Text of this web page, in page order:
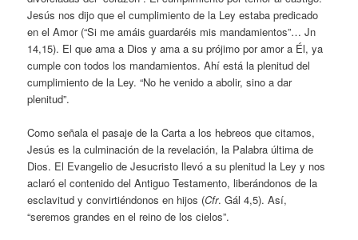
Jesús nos dijo que el cumplimiento de la Ley estaba predicado
en el Amor (“Si me amáis guardaréis mis mandamientos”… Jn
14,15). El que ama a Dios y ama a su prójimo por amor a Él, ya
cumple con todos los mandamientos. Ahí está la plenitud del
cumplimiento de la Ley. “No he venido a abolir, sino a dar
plenitud”.
Como señala el pasaje de la Carta a los hebreos que citamos,
Jesús es la culminación de la revelación, la Palabra última de
Dios. El Evangelio de Jesucristo llevó a su plenitud la Ley y nos
aclaró el contenido del Antiguo Testamento, liberándonos de la
esclavitud y convirtiéndonos en hijos (Cfr. Gál 4,5). Así,
“seremos grandes en el reino de los cielos”.